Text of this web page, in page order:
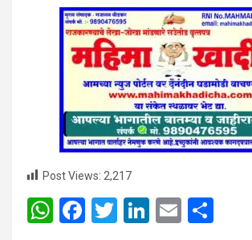
Post Views: 2,217
W F
T
Li
E